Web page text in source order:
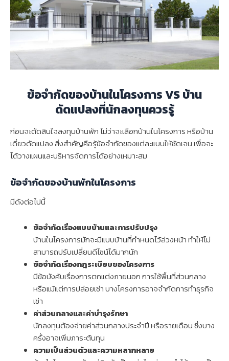
ข้อจำกัดของบ้านในโครงการVS บ้าน
ดัดแปลงที่นักลงทุนควรรู้
ก่อนจะตัดสินใจลงทุนบ้านพัก ไม่ว่าจะเลือกบ้านในโครงการ หรือบ้าน
เดี่ยวดัดแปลง สิ่งสำคัญคือรู้ข้อจำกัดของแต่ละแบบให้ชัดเจน เพื่อจะ
ได้วางแผนและบริหารจัดการได้อย่างเหมาะสม
ข้อจำกัดของบ้านพักในโครงการ
มีดังต่อไปนี้
ข้อจำกัดเรื่องแบบบ้านและการปรับปรุง
บ้านในโครงการมักจะมีแบบบ้านที่กำหนดไว้ล่วงหน้า ทำให้ไม่
สามารถปรับเปลี่ยนดีไซน์ได้มากนัก
ข้อจำกัดเรื่องกฎระเบียบของโครงการ
มีข้อบังคับเรื่องการตกแต่งภายนอก การใช้พื้นที่ส่วนกลาง
หรือแม้แต่การปล่อยเช่า บางโครงการอาจจำกัดการทำธุรกิจ
เช่า
ค่าส่วนกลางและค่าบำรุงรักษา
นักลงทุนต้องจ่ายค่าส่วนกลางประจำปี หรือรายเดือน ซึ่งบาง
ครั้งอาจเพิ่มภาระต้นทุน
ความเป็นส่วนตัวและความหลากหลาย